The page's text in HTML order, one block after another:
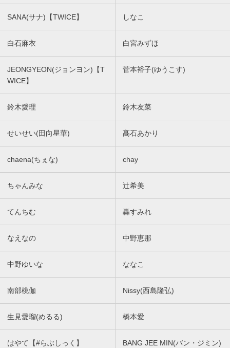
SANA(サナ)【TWICE】 しなこ
白石麻衣 白宮みずほ
JEONGYEON(ジョンヨン)【T
WICE】
菅本裕子(ゆうこす)
鈴木愛理 鈴木友菜
せいせい(田向星華) 髙石あかり
chaena(ちぇな) chay
ちゃんみな 辻希美
てんちむ 轟すみれ
なえなの 中野恵那
中野ゆいな ななこ
南部桃伽 Nissy(西島隆弘)
生見愛瑠(めるる) 橋本愛
はやて【#らぶしっく】
BANG JEE MIN(バン・ジミン)